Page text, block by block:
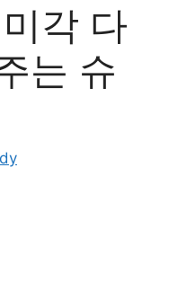
각 다
는 슈